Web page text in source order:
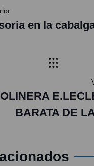
en la
BARATA DE